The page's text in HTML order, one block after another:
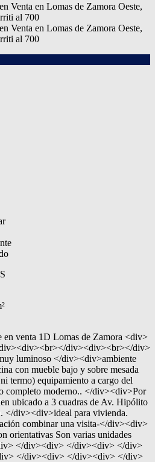
en venta 1D Lomas de Zamora <div>
div><div><br></div>
luminoso </div><div>ambiente
con mueble bajo y sobre mesada
termo) equipamiento a cargo del
completo moderno.. </div><div>Por
ubicado a 3 cuadras de Av. Hipólito
</div><div>ideal para vivienda.
combinar una visita-</div><div>
orientativas Son varias unidades
</div><div> </div><div> </div>
</div><div> </div><div> </div>